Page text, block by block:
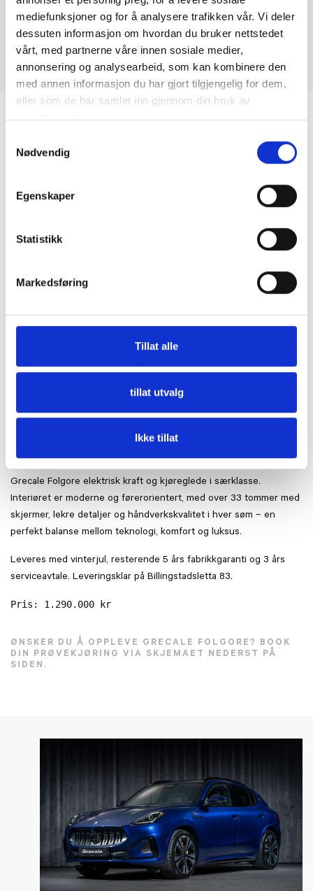
mediefunksjoner og for å analysere trafikken vår. Vi deler
dessuten informasjon om hvordan du bruker nettstedet
vårt, med partnerne våre innen sosiale medier,
annonsering og analysearbeid, som kan kombinere den
med annen informasjon du har gjort tilgjengelig for dem,
eller som de har samlet inn gjennom din bruk av
tjenestene deres.
Nødvendig
Egenskaper
Statistikk
Markedsføring
Tillat alle
tillat utvalg
Ikke tillat
ØNSKER DU Å OPPLEVE GRECALE FOLGORE? BOOK
DIN PRØVEKJØRING VIA SKJEMAET NEDERST PÅ
NERO TEMPESTA | 9000 KM
Vi har fått inn en flott Maserati Grecale Folgore i en elegant Nero
skinn. Den mørke og sofistikerte kombinasjonen fremhever bilens
sportslige linjer og tidløse italienske design.
Grecale Folgore elektrisk kraft og kjøreglede i særklasse.
Interiøret er moderne og førerorientert, med over 33 tommer med
skjermer, lekre detaljer og håndverkskvalitet i hver søm – en
perfekt balanse mellom teknologi, komfort og luksus.
Leveres med vinterjul, resterende 5 års fabrikkgaranti og 3 års
serviceavtale. Leveringsklar på Billingstadsletta 83.
Pris: 1.290.000 kr
ØNSKER DU Å OPPLEVE GRECALE FOLGORE? BOOK
DIN PRØVEKJØRING VIA SKJEMAET NEDERST PÅ
SIDEN.